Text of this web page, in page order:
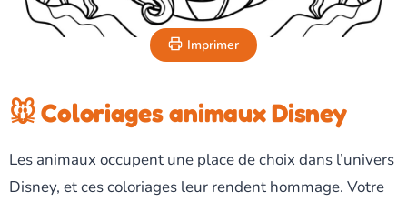
Imprimer
🐭 Coloriages animaux Disney
Les animaux occupent une place de choix dans l’univers
Disney, et ces coloriages leur rendent hommage. Votre